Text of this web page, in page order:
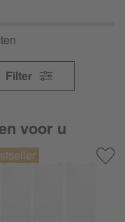
Filter
voor u